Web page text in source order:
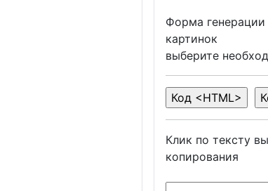
Форма генерации
картинок
выберите
Клик по тексту
копирования